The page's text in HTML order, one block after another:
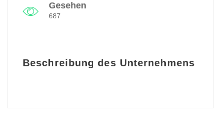
Gesehen
687
Beschreibung des Unternehmens